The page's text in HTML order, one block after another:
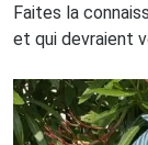
Faites la
et qui devraient